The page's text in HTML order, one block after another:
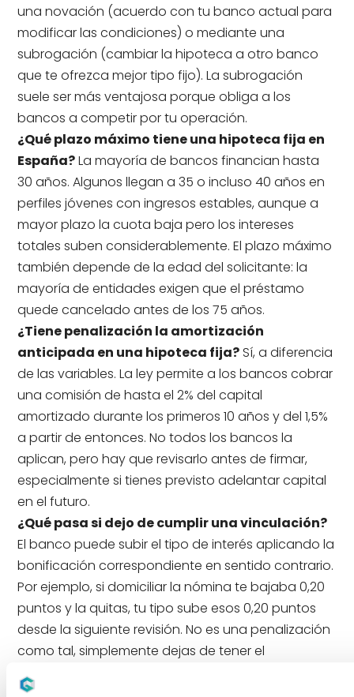
una novación (acuerdo con tu banco actual para
modificar las condiciones) o mediante una
subrogación (cambiar la hipoteca a otro banco
que te ofrezca mejor tipo fijo). La subrogación
suele ser más ventajosa porque obliga a los
bancos a competir por tu operación.
¿Qué plazo máximo tiene una hipoteca fija en
España?La mayoría de bancos financian hasta
30 años. Algunos llegan a 35 o incluso 40 años en
perfiles jóvenes con ingresos estables, aunque a
mayor plazo la cuota baja pero los intereses
totales suben considerablemente. El plazo máximo
también depende de la edad del solicitante: la
mayoría de entidades exigen que el préstamo
quede cancelado antes de los 75 años.
¿Tiene penalización la amortización
anticipada en una hipoteca fija? Sí, a diferencia
de las variables. La ley permite a los bancos cobrar
una comisión de hasta el 2% del capital
amortizado durante los primeros 10 años y del 1,5%
a partir de entonces. No todos los bancos la
aplican, pero hay que revisarlo antes de firmar,
especialmente si tienes previsto adelantar capital
en el futuro.
¿Qué pasa si dejo de cumplir una vinculación?
El banco puede subir el tipo de interés aplicando la
bonificación correspondiente en sentido contrario.
Por ejemplo, si domiciliar la nómina te bajaba 0,20
puntos y la quitas, tu tipo sube esos 0,20 puntos
desde la siguiente revisión. No es una penalización
como tal, simplemente dejas de tener el
descuento. Conviene revisar bien el contrato para